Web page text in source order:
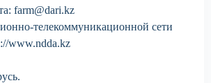
farm@dari.kz
телекоммуникационной сети
www.ndda.kz